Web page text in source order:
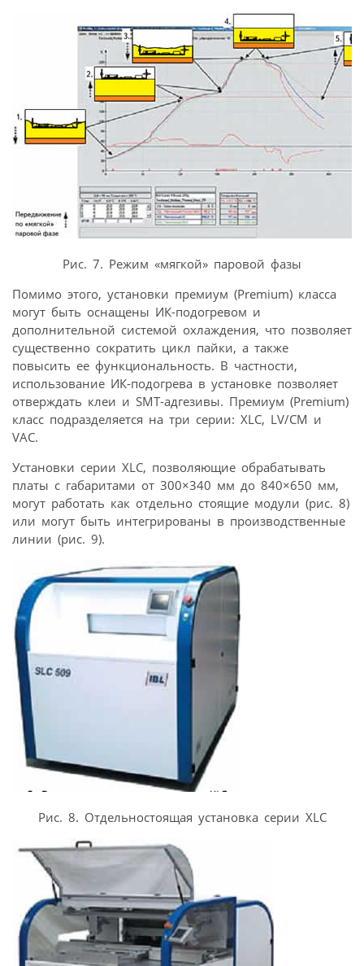
Рис. 7. Режим «мягкой» паровой фазы
Помимо этого, установки премиум (Premium) класса
могут быть оснащены ИК-подогревом и
дополнительной системой охлаждения, что позволяет
существенно сократить цикл пайки, а также
повысить ее функциональность. В частности,
использование ИК-подогрева в установке позволяет
отверждать клеи и SMT-адгезивы. Премиум (Premium)
класс подразделяется на три серии: XLC, LV/CM и
VAC.
Установки серии XLC, позволяющие обрабатывать
платы с габаритами от 300×340 мм до 840×650 мм,
могут работать как отдельно стоящие модули (рис. 8)
или могут быть интегрированы в производственные
линии (рис. 9).
Рис. 8. Отдельностоящая установка серии XLC